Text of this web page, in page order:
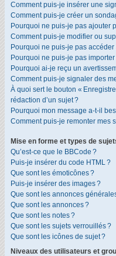
Comment puis-je insérer une
Comment puis-je créer un
Pourquoi ne puis-je pas ajouter
Comment puis-je modifier ou
Pourquoi ne puis-je pas accéder
Pourquoi ne puis-je pas
Pourquoi ai-je reçu un
Comment puis-je signaler des
À quoi sert le bouton «
rédaction d’un sujet ?
Pourquoi mon message a-t-il
Comment puis-je remonter mes
Mise en forme et types de
Qu’est-ce que le BBCode ?
Puis-je insérer du code HTML ?
Que sont les émoticônes ?
Puis-je insérer des images ?
Que sont les annonces
Que sont les annonces ?
Que sont les notes ?
Que sont les sujets verrouillés ?
Que sont les icônes de sujet ?
Niveaux des utilisateurs et